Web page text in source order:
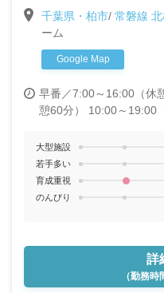
5,000円 ・住宅手
改善手当 25,000円 ＊固定残業代なし ＊試用期
間3ヵ月（条件変更
千葉県・柏市/ 常磐線 北
ーム
Google Map
早番／7:00～16:00（休
憩60分） 10:00～19:00
22:00～翌7:00（休憩60
大型施設
若手多い
育成重視
のんびり
詳
（勤務時